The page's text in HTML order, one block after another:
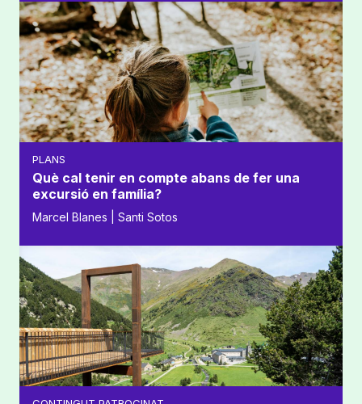
PLANS
Què cal tenir en compte abans de fer una
excursió en família?
Marcel Blanes | Santi Sotos